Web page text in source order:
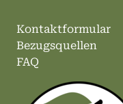
Kontaktformular
Bezugsquellen
FAQ